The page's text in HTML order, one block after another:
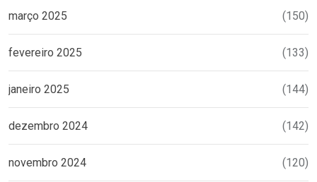
março 2025 (150)
fevereiro 2025 (133)
janeiro 2025 (144)
dezembro 2024 (142)
novembro 2024 (120)